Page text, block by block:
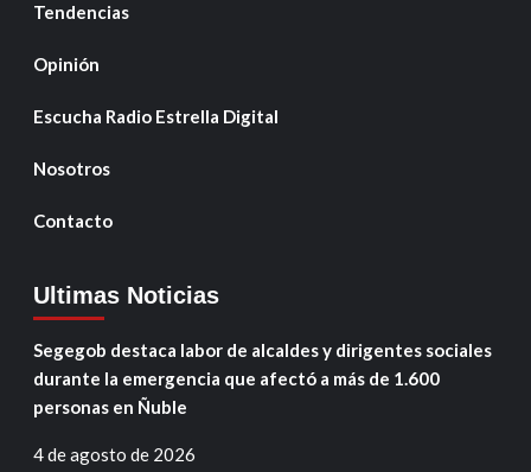
Tendencias
Opinión
Escucha Radio Estrella Digital
Nosotros
Contacto
Ultimas Noticias
Segegob destaca labor de alcaldes y dirigentes sociales
durante la emergencia que afectó a más de 1.600
personas en Ñuble
4 de agosto de 2026